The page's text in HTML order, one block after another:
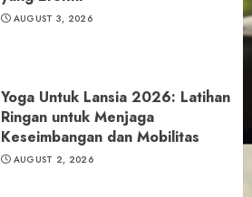
AUGUST 3, 2026
Yoga Untuk Lansia 2026: Latihan
Ringan untuk Menjaga
Keseimbangan dan Mobilitas
AUGUST 2, 2026